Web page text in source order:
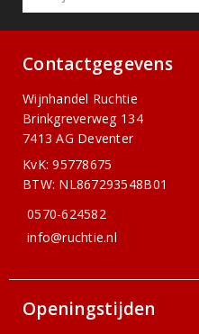
Contactgegevens
Wijnhandel Ruchtie
Brinkgreverweg 134
7413 AG Deventer
KvK: 95778675
BTW: NL867293548B01
0570-624582
info@ruchtie.nl
Openingstijden